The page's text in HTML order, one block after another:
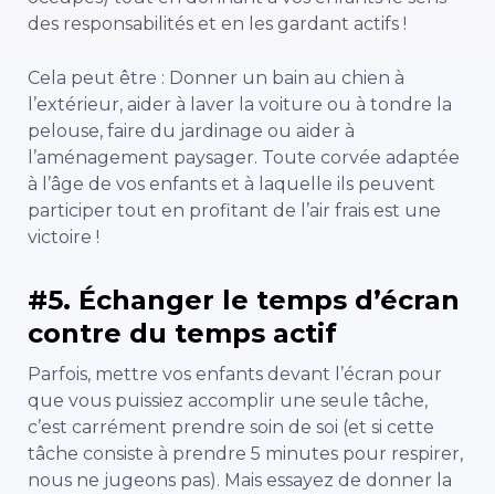
des responsabilités et en les gardant actifs !
Cela peut être : Donner un bain au chien à
l’extérieur, aider à laver la voiture ou à tondre la
pelouse, faire du jardinage ou aider à
l’aménagement paysager. Toute corvée adaptée
à l’âge de vos enfants et à laquelle ils peuvent
participer tout en profitant de l’air frais est une
victoire !
#5. Échanger le temps d’écran
contre du temps actif
Parfois, mettre vos enfants devant l’écran pour
que vous puissiez accomplir une seule tâche,
c’est carrément prendre soin de soi (et si cette
tâche consiste à prendre 5 minutes pour respirer,
nous ne jugeons pas). Mais essayez de donner la